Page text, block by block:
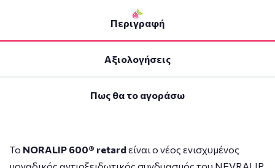
Περιγραφή
Αξιολογήσεις
Πως θα το αγοράσω
Το NORALIP 600® retard είναι o νέος ενισχυμένος